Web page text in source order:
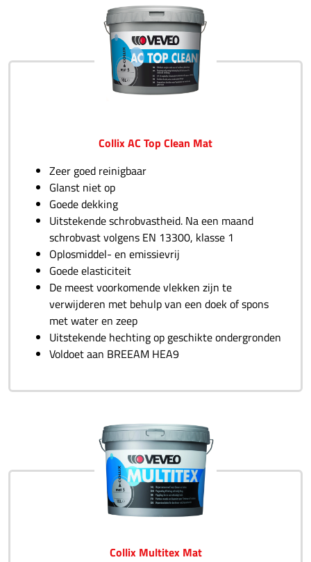
Collix AC Top Clean Mat
Zeer goed reinigbaar
Glanst niet op
Goede dekking
Uitstekende schrobvastheid. Na een maand
schrobvast volgens EN 13300, klasse 1
Oplosmiddel- en emissievrij
Goede elasticiteit
De meest voorkomende vlekken zijn te
verwijderen met behulp van een doek of spons
met water en zeep
Uitstekende hechting op geschikte ondergronden
Voldoet aan BREEAM HEA9
Collix Multitex Mat